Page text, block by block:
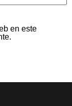
en este